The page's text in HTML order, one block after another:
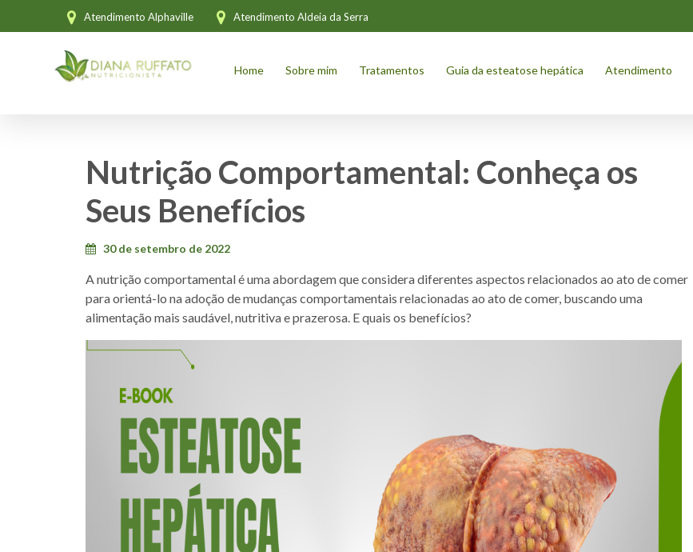
Atendimento Alphaville Atendimento Aldeia da Serra
Home Sobre mim Tratamentos Guia da esteatose hepática Atendimento
Nutrição Comportamental: Conheça os
Seus Benefícios
30 de setembro de 2022
A nutrição comportamental é uma abordagem que considera diferentes aspectos relacionados ao ato de comer
para orientá-lo na adoção de mudanças comportamentais relacionadas ao ato de comer, buscando uma
alimentação mais saudável, nutritiva e prazerosa. E quais os benefícios?